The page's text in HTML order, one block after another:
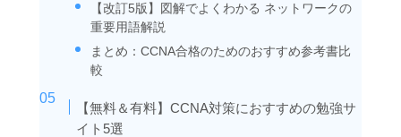
【改訂5版】図解でよくわかる ネットワークの
重要用語解説
まとめ：CCNA合格のためのおすすめ参考書比
較
【無料＆有料】CCNA対策におすすめの勉強サ
イト5選